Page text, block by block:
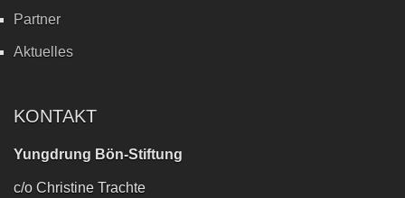
Partner
Aktuelles
KONTAKT
Yungdrung Bön-Stiftung
c/o Christine Trachte